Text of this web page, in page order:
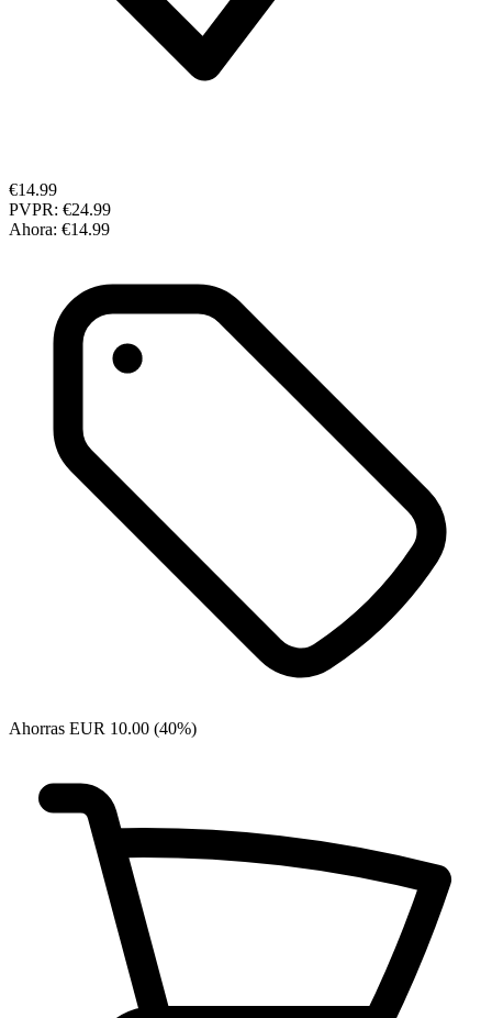
€14.99
PVPR: €24.99
Ahora: €14.99
Ahorras EUR 10.00 (40%)